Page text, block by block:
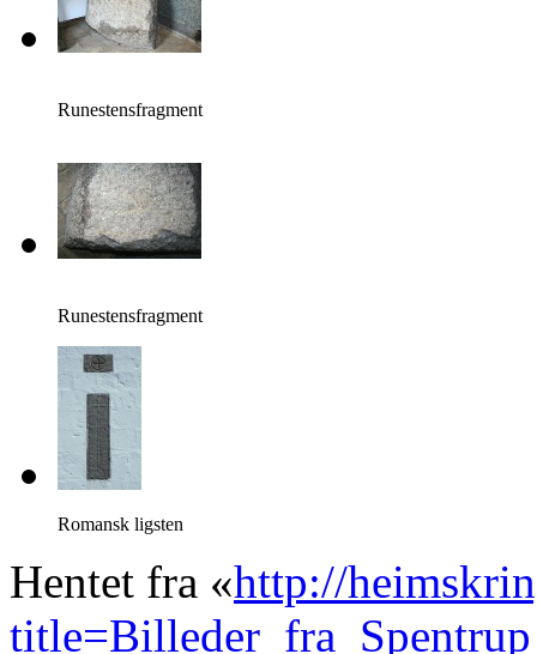
Runestensfragment
Runestensfragment
Romansk ligsten
Hentet fra «http://